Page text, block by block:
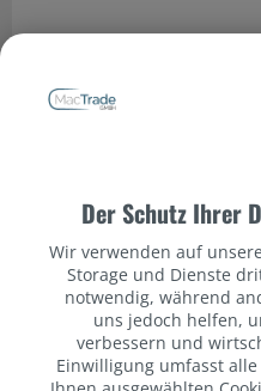
Kompatibilität für moderne
Tablets und Laptops. Mit
und einer Datenrate von
für schnelles Laden als
Datenübertragung. Die
durch Robustheit und
und 1 m deckt es jede
kompakten Kabel für
Der Schutz Ihrer
Wir verwenden auf
Storage und Dienste
notwendig, während
uns jedoch helfen,
verbessern und
Einwilligung umfasst